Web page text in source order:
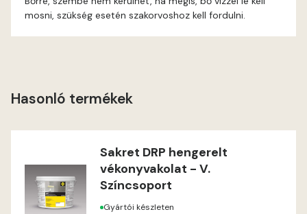
Gold-yellow C
Heide A
Indian-yellow B
mosni, szükség esetén szakorvoshoz kell fordulni.
Hasonló termékek
Sakret DRP hengerelt
vékonyvakolat - V.
Színcsoport
Gyártói készleten